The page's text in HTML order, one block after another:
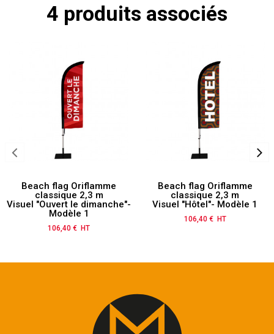
4 produits associés
Beach flag Oriflamme
classique 2,3 m
Visuel "Ouvert le dimanche"-
Modèle 1
Prix
106,40 € HT
Beach flag Oriflamme
classique 2,3 m
Visuel "Hôtel"- Modèle 1
Prix
106,40 € HT